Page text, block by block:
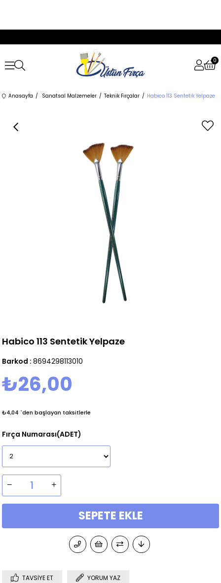
0
Anasayfa Sanatsal Malzemeler Teknik Fırçalar Habico 113 Sentetik Yelpaze
Habico 113 Sentetik Yelpaze
Barkod : 8694298113010
₺26,00
₺4,04 `den başlayan taksitlerle
Fırça Numarası(ADET)
TAVSIYE ET YORUM YAZ